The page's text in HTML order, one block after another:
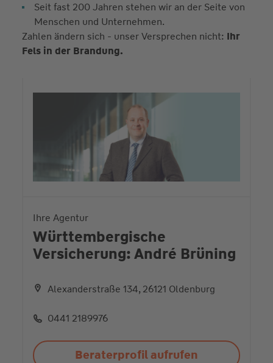
Seit fast 200 Jahren stehen wir an der Seite von
Menschen und Unternehmen.
Zahlen ändern sich - unser Versprechen nicht: Ihr
Fels in der Brandung.
Ihre Agentur
Württembergische
Versicherung: André Brüning
Alexanderstraße 134, 26121 Oldenburg
0441 2189976
Beraterprofil aufrufen